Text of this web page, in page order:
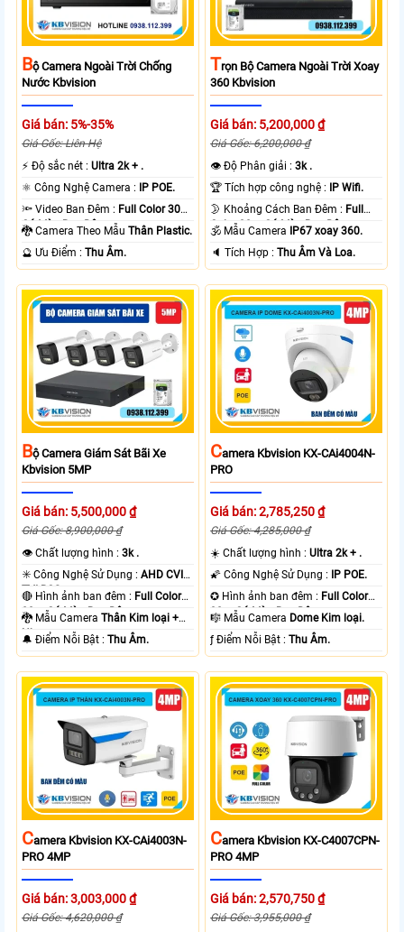
BỘ Camera Ngoài Trời Chống
Nước Kbvision
Giá bán: 5%-35%
Giá Gốc: Liên Hệ
️⚡ Độ sắc nét :Ultra 2k + .
⚛️ Công Nghệ Camera :
IP POE.
🔦 Video Ban Đêm : Full Color 30m
Có Màu Ban Ðêm.
🐉️ Camera Theo MẫuThân Plastic.
️🔮 Ưu Điểm :Thu Âm.
TRọn Bộ Camera Ngoài Trời Xoay
360 Kbvision
Giá bán: 5,200,000 ₫
Giá Gốc: 6,200,000 ₫
👁 Độ Phân giải :3k .
🏆 Tích hợp công nghệ :
IP Wifi.
🌛 Khoảng Cách Ban Đêm : Full
Color 30m Có Màu Ban Ðêm.
🕉️ Mẫu Camera
IP67 xoay 360.
️🔈 Tích Hợp :Thu Âm Và Loa.
BỘ Camera Giám Sát Bãi Xe
Kbvision 5MP
Giá bán: 5,500,000 ₫
Giá Gốc: 8,900,000 ₫
👁 Chất lượng hình :3k .
✳️ Công Nghệ Sử Dụng :AHD CVI
TVI BCS.
🔴 Hình ảnh ban đêm : Full Color
80m Có Màu Ban Ðêm.
🐉️ Mẫu CameraThân Kim loại +
Nhựa.
️🔔 Điểm Nỗi Bật :Thu Âm.
CAmera Kbvision KX-CAi4004N-
PRO
Giá bán: 2,785,250 ₫
Giá Gốc: 4,285,000 ₫
☀️ Chất lượng hình :Ultra 2k + .
🌠 Công Nghệ Sử Dụng :
IP POE.
✪ Hình ảnh ban đêm : Full Color
30m Có Màu Ban Ðêm.
🎼️ Mẫu Camera Dome Kim loại.
️ƒ Điểm Nỗi Bật :Thu Âm.
CAmera Kbvision KX-CAi4003N-
PRO 4MP
Giá bán: 3,003,000 ₫
Giá Gốc: 4,620,000 ₫
CAmera Kbvision KX-C4007CPN-
PRO 4MP
Giá bán: 2,570,750 ₫
Giá Gốc: 3,955,000 ₫